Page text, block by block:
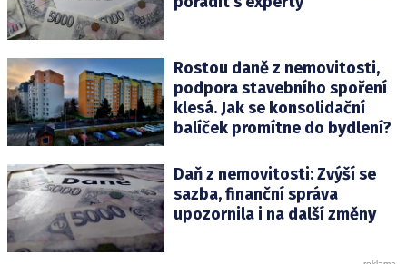
Rostou daně z nemovitosti,
podpora stavebního spoření
klesá. Jak se konsolidační
balíček promítne do bydlení?
Daň z nemovitosti: Zvýší se
sazba, finanční správa
upozornila i na další změny